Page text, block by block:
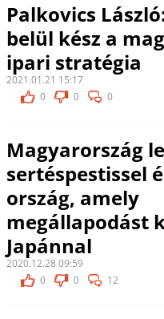
Palkovics
belül kész a
ipari stratégia
2021.01.21 15:17
0
0 0
Magyarország
sertéspestissel
ország, amely
megállapodást
Japánnal
2020.12.28 09:59
0
0 12